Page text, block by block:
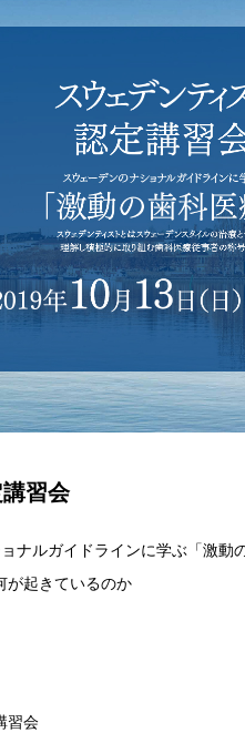
習会
ナルガイドラインに学ぶ「激動
が起きているのか
習会